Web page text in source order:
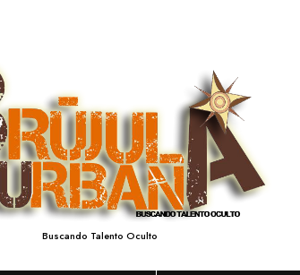
Buscando Talento Oculto